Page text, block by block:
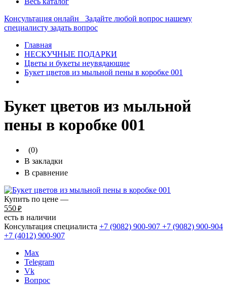
Консультация онлайн
Задайте любой вопрос нашему
специалисту задать вопрос
Главная
НЕСКУЧНЫЕ ПОДАРКИ
Цветы и букеты неувядающие
Букет цветов из мыльной пены в коробке 001
Букет цветов из мыльной
пены в коробке 001
(0)
В закладки
В сравнение
Купить по цене —
550 ₽
есть в наличии
Консультация специалиста +7 (9082) 900-907 +7 (9082) 900-904
+7 (4012) 900-907
Max
Telegram
Vk
Вопрос